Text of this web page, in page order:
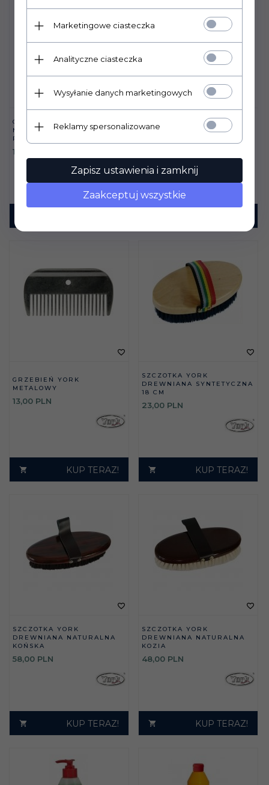
GRZEBIEŃ YORK
METALOWY Z DREWNIANĄ
RĄCZKĄ
12,
EQUIGOLD PREMIUM
STASSEK SZAMPON Z
GRZEBIEŃ YORK
METALOWY
13,00 PLN
KUP TERAZ!
SZCZOTKA YORK
DREWNIANA SYNTETYCZNA
18 CM
23,00 PLN
KUP TERAZ!
SZCZOTKA YORK
DREWNIANA NATURALNA
KOŃSKA
58,00 PLN
KUP TERAZ!
SZCZOTKA YORK
DREWNIANA NATURALNA
KOZIA
48,00 PLN
KUP TERAZ!
Marketingowe ciasteczka
Analityczne ciasteczka
Wysyłanie danych marketingowych
Reklamy spersonalizowane
Zapisz ustawienia i zamknij
Zaakceptuj wszystkie